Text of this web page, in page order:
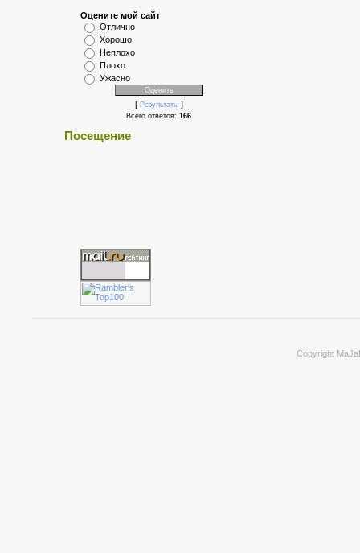
Оцените мой сайт
Отлично
Хорошо
Неплохо
Плохо
Ужасно
[ Результаты]
Всего ответов: 166
Посещение
Copyright